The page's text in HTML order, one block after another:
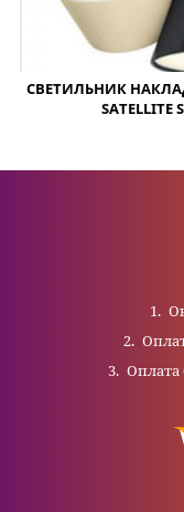
СВЕТИЛЬНИК
SATELLITE
Оплата